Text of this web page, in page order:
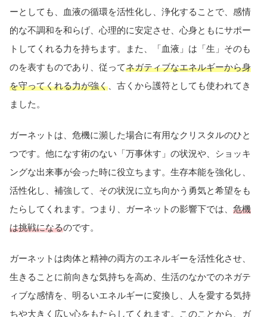
ーとしても、血液の循環を活性化し、浄化することで、感情
的な不調和を和らげ、心理的に安定させ、心身ともにサポー
トしてくれる力を持ちます。また、「血液」は「生」そのも
のを表すものであり、従ってネガティブなエネルギーから身
を守ってくれる力が強く 、古くから護符としても使われてき
ました。
ガーネットは、危機に瀕した場合に有用なクリスタルのひと
つです。他になす術のない「万事休す」の状況や、ショッキ
ングな出来事が会った時に役立ちます。生存本能を強化し、
活性化し、補強して、その状況に立ち向かう勇気と希望をも
たらしてくれます。つまり、ガーネットの影響下では、 危機
は挑戦になるのです。
ガーネットは肉体と精神の両方のエネルギーを活性化させ、
生きることに前向きな気持ちを高め、生活のなかでのネガテ
ィブな感情を、明るいエネルギーに変換し、人を愛する気持
ちや大きく広い心をもたらしてくれます。このことから、ガ